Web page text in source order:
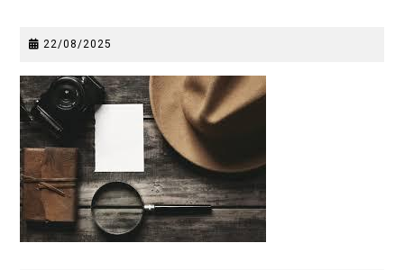
22/08/2025